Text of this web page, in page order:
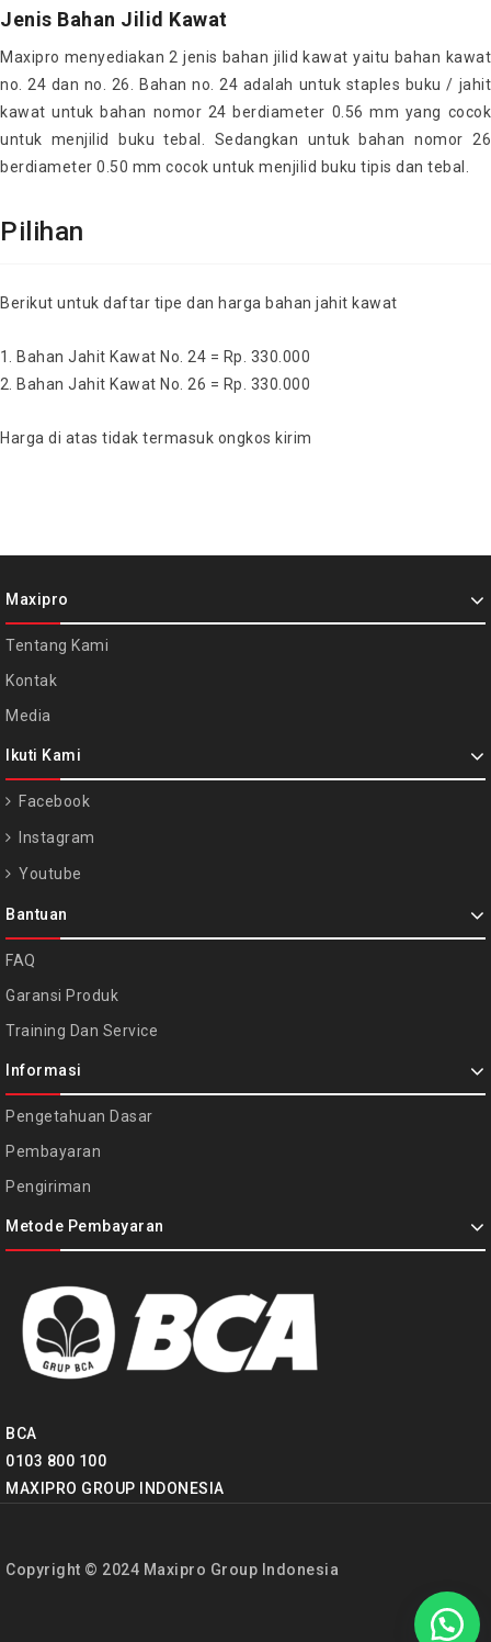
Jenis Bahan Jilid Kawat
Maxipro menyediakan 2 jenis bahan jilid kawat yaitu bahan kawat
no. 24 dan no. 26. Bahan no. 24 adalah untuk staples buku / jahit
kawat untuk bahan nomor 24 berdiameter 0.56 mm yang cocok
untuk menjilid buku tebal. Sedangkan untuk bahan nomor 26
berdiameter 0.50 mm cocok untuk menjilid buku tipis dan tebal.
Pilihan
Berikut untuk daftar tipe dan harga bahan jahit kawat
Bahan Jahit Kawat No. 24 = Rp. 330.000
Bahan Jahit Kawat No. 26 = Rp. 330.000
Harga di atas tidak termasuk ongkos kirim
Maxipro
Tentang Kami
Kontak
Media
Ikuti Kami
Facebook
Instagram
Youtube
Bantuan
FAQ
Garansi Produk
Training Dan Service
Informasi
Pengetahuan Dasar
Pembayaran
Pengiriman
Metode Pembayaran
BCA
0103 800 100
MAXIPRO GROUP INDONESIA
Copyright © 2024 Maxipro Group Indonesia